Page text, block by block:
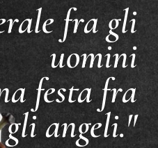
fra gli
uomini
festa fra
gli angeli."